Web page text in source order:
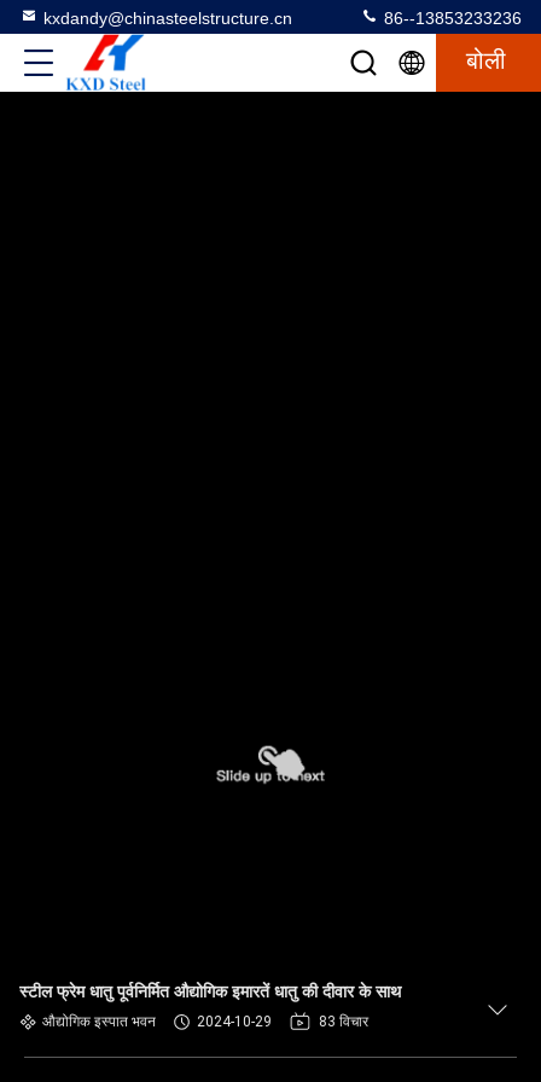
kxdandy@chinasteelstructure.cn 86--13853233236
बोली
स्टील फ्रेम धातु पूर्वनिर्मित औद्योगिक इमारतें धातु की दीवार के साथ
औद्योगिक इस्पात भवन 2024-10-29 83 विचार